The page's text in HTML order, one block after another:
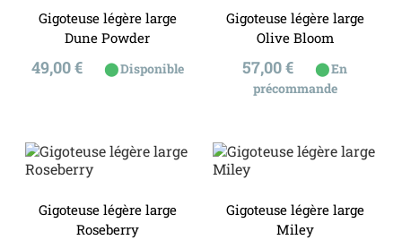
Gigoteuse légère large
Dune Powder
Prix
49,00 € ⬤Disponible
Gigoteuse légère large
Olive Bloom
Prix
57,00 € ⬤En
précommande
Gigoteuse légère large
Roseberry
Gigoteuse légère large
Miley